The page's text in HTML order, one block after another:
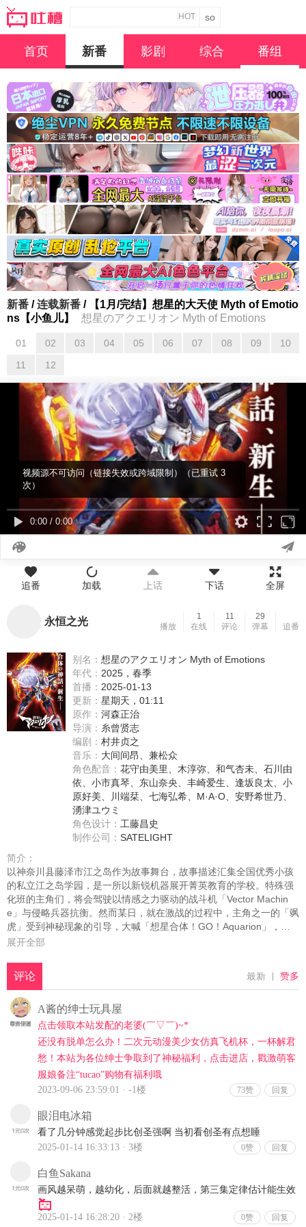
HOT
首页 新番 影剧 综合 番组
新番 /连载新番 / 【1月/完结】想星的大天使 Myth of Emotio
ns【小鱼儿】
想星のアクエリオン Myth of Emotions
01
01
02
02
03
04
05
06
07
08
09
10
11
11
12
12
0:00 / 0:00
视频源不可访问（链接失效或跨域限制）（已重试 3
次）
追番 加载 上话 下话 全屏
播放
1
在线
11
评论
29
弹幕
追番
永恒之光
别名： 想星のアクエリオン Myth of Emotions
年代： 2025，春季
首播： 2025-01-13
更新： 星期天，01:11
原作： 河森正治
导演： 糸曾贤志
编剧： 村井贞之
音乐： 大间间昂、兼松众
角色配音： 花守由美里、 木淳弥、 和气杏未、 石川由
依、 小市真琴、 东山奈央、 丰崎爱生、 逢坂良太、 小
原好美、 川端栞、 七海弘希、 M·A·O、 安野希世乃、
湧津ユウミ
角色设计： 工藤昌史
制作公司： SATELIGHT
简介：
以神奈川县藤泽市江之岛作为故事舞台，故事描述汇集全国优秀小孩
的私立江之岛学园，是一所以新锐机器展开菁英教育的学校。特殊强
化班的主角们，将会驾驶以情感之力驱动的战斗机「Vector Machin
e」与侵略兵器抗衡。然而某日，就在激战的过程中，主角之一的「飒
虎」受到神秘现象的引导，大喊「想星合体！GO！Aquarion」，机
械天使就此降临。背负着宿命的少年少女，将在神秘组织「宇宙之
展开全部